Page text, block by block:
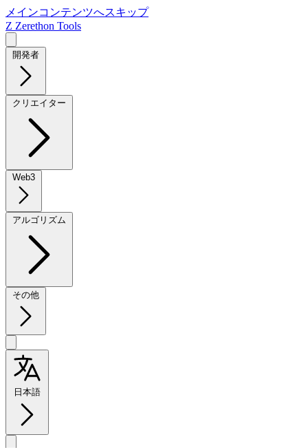
メインコンテンツへスキップ
Z Zerethon Tools
開発者
クリエイター
Web3
アルゴリズム
その他
日本語